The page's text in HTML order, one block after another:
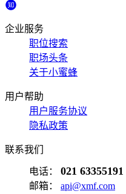
企业服务
职位搜索
职场头条
关于小蜜蜂
用户帮助
用户服务协议
隐私政策
联系我们
电话： 021 63355191
邮箱： api@xmf.com